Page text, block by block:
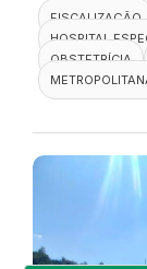
FISCALIZAÇÃO
HOSPITAL
OBSTETRÍCIA